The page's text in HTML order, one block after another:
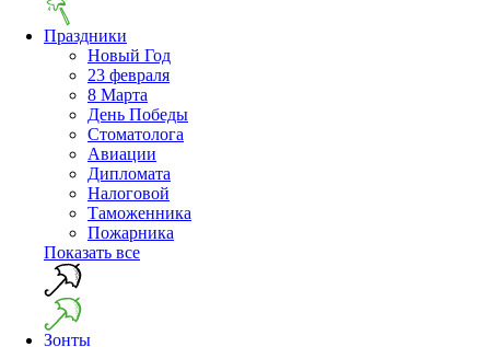
Праздники
Новый Год
23 февраля
8 Марта
День Победы
Cтоматолога
Авиации
Дипломата
Налоговой
Таможенника
Пожарника
Показать все
Зонты